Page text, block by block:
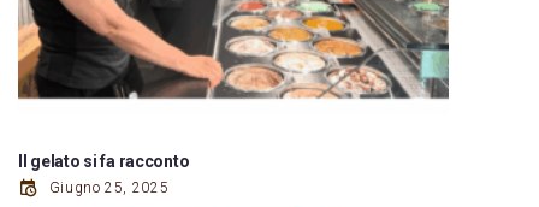
Il gelato si fa racconto
Giugno 25, 2025